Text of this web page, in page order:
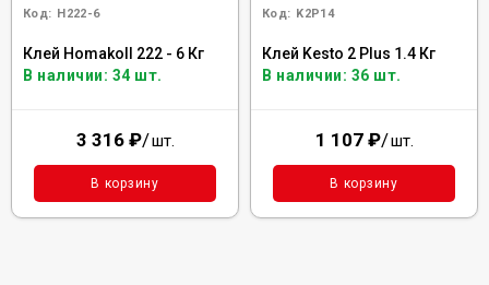
Код: H222-6
Клей Homakoll 222 - 6 Кг
В наличии: 34 шт.
3 316 ₽/шт.
В корзину
Код: K2P14
Клей Kesto 2 Plus 1.4 Кг
В наличии: 36 шт.
1 107 ₽/шт.
В корзину